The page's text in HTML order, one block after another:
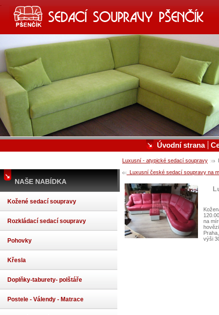
SEDACÍ SOUPRAVY, KOŽENÉ
VÝROBA A PRODEJ SEDACÍCH SOUPRAV A POSTELÍ
Úvodní strana
Luxusní - atypické sedací soupravy
Luxusní české sedací soupravy na
na
výši
NAŠE NABÍDKA
Kožené sedací soupravy
Rozkládací sedací soupravy
Pohovky
Křesla
Doplňky-taburety- polštáře
Postele - Válendy - Matrace